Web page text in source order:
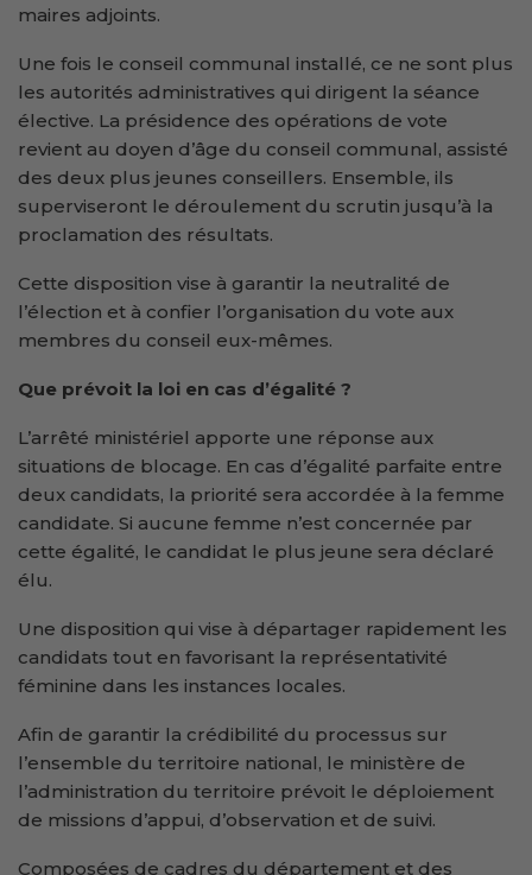
maires adjoints.
Une fois le conseil communal installé, ce ne sont plus
les autorités administratives qui dirigent la séance
élective. La présidence des opérations de vote
revient au doyen d’âge du conseil communal, assisté
des deux plus jeunes conseillers. Ensemble, ils
superviseront le déroulement du scrutin jusqu’à la
proclamation des résultats.
Cette disposition vise à garantir la neutralité de
l’élection et à confier l’organisation du vote aux
membres du conseil eux-mêmes.
Que prévoit la loi en cas d’égalité ?
L’arrêté ministériel apporte une réponse aux
situations de blocage. En cas d’égalité parfaite entre
deux candidats, la priorité sera accordée à la femme
candidate. Si aucune femme n’est concernée par
cette égalité, le candidat le plus jeune sera déclaré
élu.
Une disposition qui vise à départager rapidement les
candidats tout en favorisant la représentativité
féminine dans les instances locales.
Afin de garantir la crédibilité du processus sur
l’ensemble du territoire national, le ministère de
l’administration du territoire prévoit le déploiement
de missions d’appui, d’observation et de suivi.
Composées de cadres du département et des